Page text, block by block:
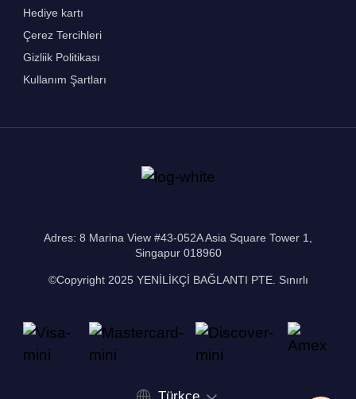
Hediye kartı
Çerez Tercihleri
Gizliik Politikası
Kullanım Şartları
Adres: 8 Marina View #43-052A Asia Square Tower 1,
Singapur 018960
©Copyright 2025 YENİLİKÇİ BAĞLANTI PTE. Sınırlı